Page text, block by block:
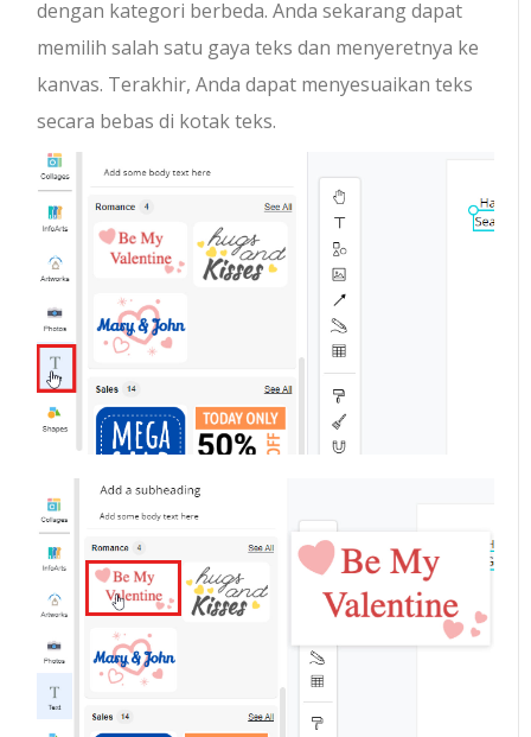
dengan kategori berbeda. Anda sekarang dapat
memilih salah satu gaya teks dan menyeretnya ke
kanvas. Terakhir, Anda dapat menyesuaikan teks
secara bebas di kotak teks.